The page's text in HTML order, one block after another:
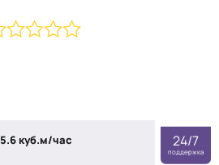
5.6 куб.м/час
24/7
поддержка